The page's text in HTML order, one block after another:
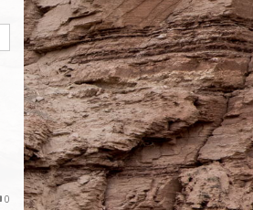
0